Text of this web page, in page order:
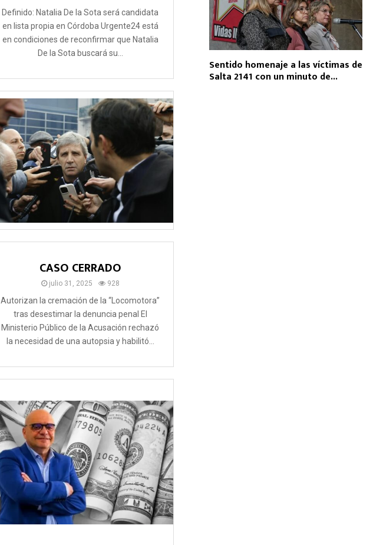
Definido: Natalia De la Sota será candidata
en lista propia en Córdoba Urgente24 está
en condiciones de reconfirmar que Natalia
De la Sota buscará su...
CASO CERRADO
julio 31, 2025 928
Autorizan la cremación de la “Locomotora”
tras desestimar la denuncia penal El
Ministerio Público de la Acusación rechazó
la necesidad de una autopsia y habilitó...
Sentido homenaje a las víctimas de
Salta 2141 con un minuto de...